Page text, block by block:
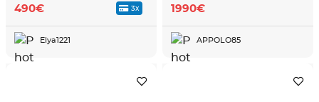
3x
490€
Elya1221
1990€
APPOLO85